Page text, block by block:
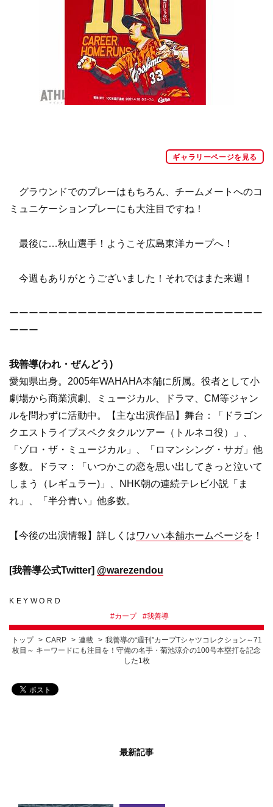
ギャラリーページを見る
グラウンドでのプレーはもちろん、チームメートへのコ
ミュニケーションプレーにも大注目ですね！
最後に…秋山選手！ようこそ広島東洋カープへ！
今週もありがとうございました！それではまた来週！
ーーーーーーーーーーーーーーーーーーーーーーーーーー
ーーー
我善導(われ・ぜんどう)
愛知県出身。2005年WAHAHA本舗に所属。役者として小
劇場から商業演劇、ミュージカル、ドラマ、CM等ジャン
ルを問わずに活動中。【主な出演作品】舞台：「ドラゴン
クエストライブスペクタクルツアー（トルネコ役）」、
「ゾロ・ザ・ミュージカル」、「ロマンシング・サガ」他
多数。ドラマ：「いつかこの恋を思い出してきっと泣いて
しまう（レギュラー)」、NHK朝の連続テレビ小説「ま
れ」、「半分青い」他多数。
【今後の出演情報】詳しくはワハハ本舗ホームページを！
[我善導公式Twitter] @warezendou
KEYWORD
#カープ #我善導
トップ CARP 連載
我善導の“週刊”カープTシャツコレクション～71
枚目～ キーワードにも注目を！守備の名手・菊池涼介の100号本塁打を記念
した1枚
最新記事